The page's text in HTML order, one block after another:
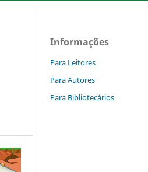
Informações
Para Leitores
Para Autores
Para Bibliotecários